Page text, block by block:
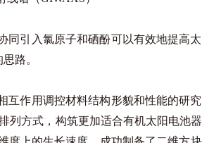
同引入氯原子和硒酚可以有效地提高
路。
互作用调控材料结构形貌和性能的研
列方式，构筑更加适合有机太阳电池